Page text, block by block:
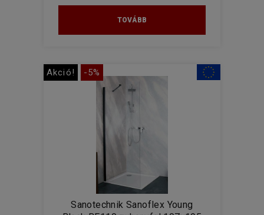
TOVÁBB
Akció! -5%
Sanotechnik Sanoflex Young